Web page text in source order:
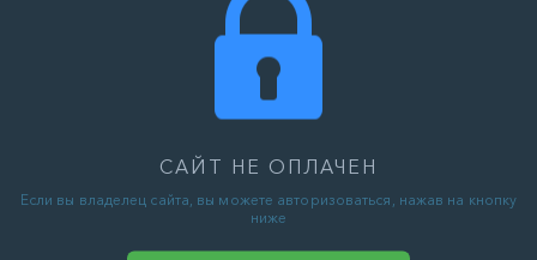
САЙТ НЕ ОПЛАЧЕН
Если вы владелец сайта, вы можете авторизоваться, нажав на кнопку
ниже